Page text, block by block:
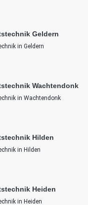
Geldern
in Geldern
Wachtendonk
in Wachtendonk
Hilden
in Hilden
Heiden
in Heiden